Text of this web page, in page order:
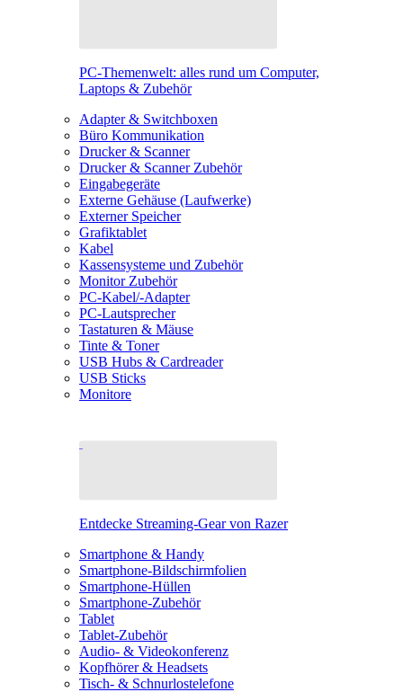
PC-Themenwelt: alles rund um Computer,
Laptops & Zubehör
Adapter & Switchboxen
Büro Kommunikation
Drucker & Scanner
Drucker & Scanner Zubehör
Eingabegeräte
Externe Gehäuse (Laufwerke)
Externer Speicher
Grafiktablet
Kabel
Kassensysteme und Zubehör
Monitor Zubehör
PC-Kabel/-Adapter
PC-Lautsprecher
Tastaturen & Mäuse
Tinte & Toner
USB Hubs & Cardreader
USB Sticks
Monitore
Entdecke Streaming-Gear von Razer
Smartphone & Handy
Smartphone-Bildschirmfolien
Smartphone-Hüllen
Smartphone-Zubehör
Tablet
Tablet-Zubehör
Audio- & Videokonferenz
Kopfhörer & Headsets
Tisch- & Schnurlostelefone